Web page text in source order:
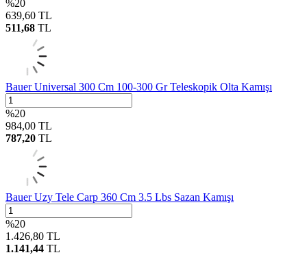
%20
639,60 TL
511,68 TL
Bauer Universal 300 Cm 100-300 Gr Teleskopik Olta Kamışı
%20
984,00 TL
787,20 TL
Bauer Uzy Tele Carp 360 Cm 3.5 Lbs Sazan Kamışı
%20
1.426,80 TL
1.141,44 TL